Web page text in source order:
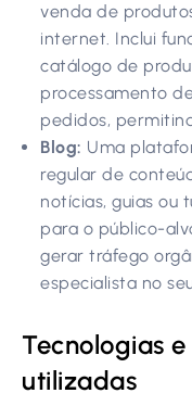
venda de
internet. Inclui
catálogo de
processamento
pedidos,
Blog: Uma
regular de
notícias, guias ou
para o público-
gerar tráfego
especialista no
Tecnologias
utilizadas